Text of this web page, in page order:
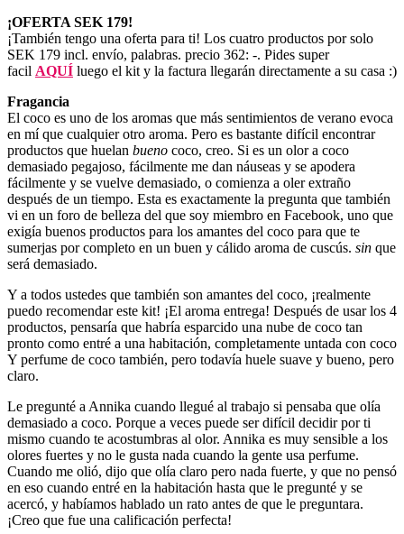
¡OFERTA SEK 179!
¡También tengo una oferta para ti! Los cuatro productos por solo
SEK 179 incl. envío, palabras. precio 362: -. Pides super
facil AQUÍ luego el kit y la factura llegarán directamente a su casa :)
Fragancia
El coco es uno de los aromas que más sentimientos de verano evoca
en mí que cualquier otro aroma. Pero es bastante difícil encontrar
productos que huelan bueno coco, creo. Si es un olor a coco
demasiado pegajoso, fácilmente me dan náuseas y se apodera
fácilmente y se vuelve demasiado, o comienza a oler extraño
después de un tiempo. Esta es exactamente la pregunta que también
vi en un foro de belleza del que soy miembro en Facebook, uno que
exigía buenos productos para los amantes del coco para que te
sumerjas por completo en un buen y cálido aroma de cuscús. sin que
será demasiado.
Y a todos ustedes que también son amantes del coco, ¡realmente
puedo recomendar este kit! ¡El aroma entrega! Después de usar los 4
productos, pensaría que habría esparcido una nube de coco tan
pronto como entré a una habitación, completamente untada con coco
Y perfume de coco también, pero todavía huele suave y bueno, pero
claro.
Le pregunté a Annika cuando llegué al trabajo si pensaba que olía
demasiado a coco. Porque a veces puede ser difícil decidir por ti
mismo cuando te acostumbras al olor. Annika es muy sensible a los
olores fuertes y no le gusta nada cuando la gente usa perfume.
Cuando me olió, dijo que olía claro pero nada fuerte, y que no pensó
en eso cuando entré en la habitación hasta que le pregunté y se
acercó, y habíamos hablado un rato antes de que le preguntara.
¡Creo que fue una calificación perfecta!